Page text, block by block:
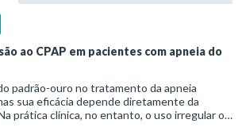
ao CPAP em pacientes com apneia do
padrão-ouro no tratamento da apneia
sua eficácia depende diretamente da
prática clínica, no entanto, o uso irregular ou